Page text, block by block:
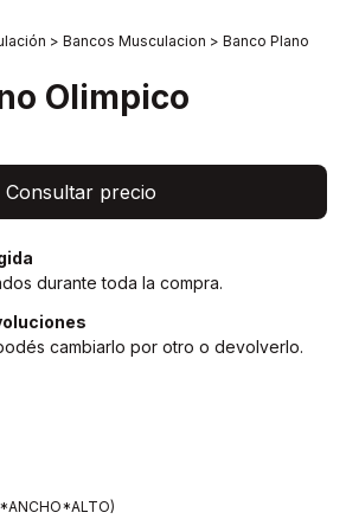
> Bancos Musculacion > Banco Plano
Olimpico
durante toda la compra.
cambiarlo por otro o devolverlo.